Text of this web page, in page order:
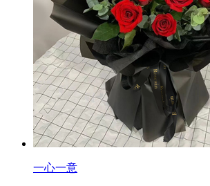
一心一意